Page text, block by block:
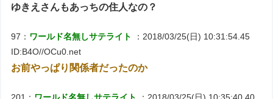
ゆきえさんもあっちの住人なの？
97： ワールド名無しサテライト
：2018/03/25(日) 10:31:54.45
ID:B4O//OCu0.net
お前やっぱり関係者だったのか